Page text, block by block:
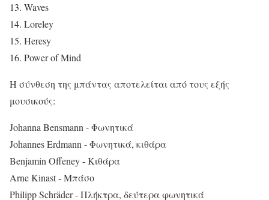
13. Waves
14. Loreley
15. Heresy
16. Power of Mind
Η σύνθεση της μπάντας αποτελείται από τους εξής
μουσικούς:
Johanna Bensmann - Φωνητικά
Johannes Erdmann - Φωνητικά, κιθάρα
Benjamin Offeney - Κιθάρα
Arne Kinast - Μπάσο
Philipp Schräder - Πλήκτρα, δεύτερα φωνητικά